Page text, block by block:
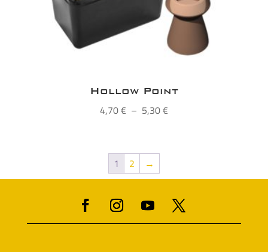
Hollow Point
4,70€ – 5,30€Plage
1 2 →